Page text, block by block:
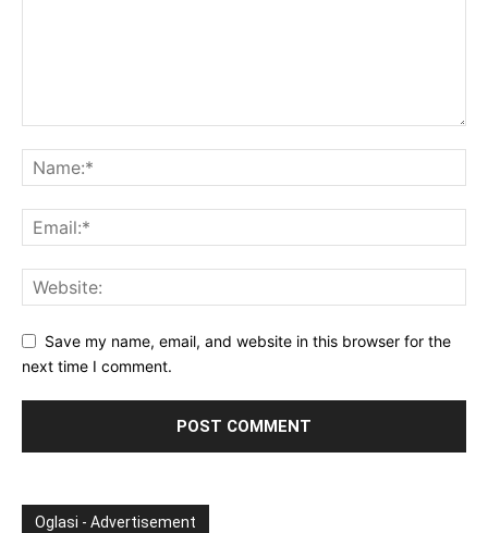
Save my name, email, and website in this browser for the
next time I comment.
Oglasi - Advertisement